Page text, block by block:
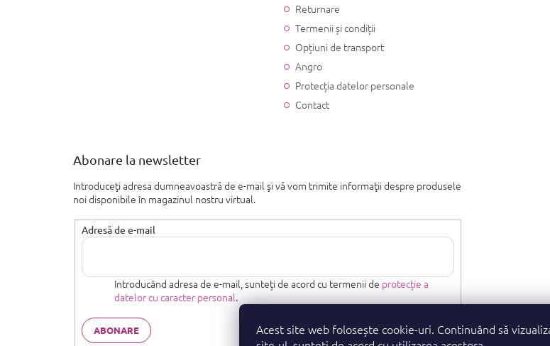
Acest site web folosește cookie-uri. Continuând să
Returnare
Termenii și condiții
Opțiuni de transport
Angro
Protecția datelor personale
Contact
Abonare la newsletter
Introduceţi adresa dumneavoastră de e-mail şi vă vom trimite informaţii despre produsele
noi disponibile în magazinul nostru virtual.
Adresă de e-mail
Introducând adresa de e-mail, sunteți de acord cu termenii de protecție a
datelor cu caracter personal.
ABONARE